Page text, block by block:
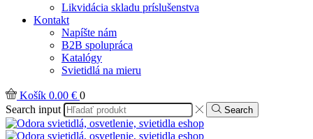
Likvidácia skladu príslušenstva
Kontakt
Napíšte nám
B2B spolupráca
Katalógy
Svietidlá na mieru
Košík 0.00 € 0
Search input
Search